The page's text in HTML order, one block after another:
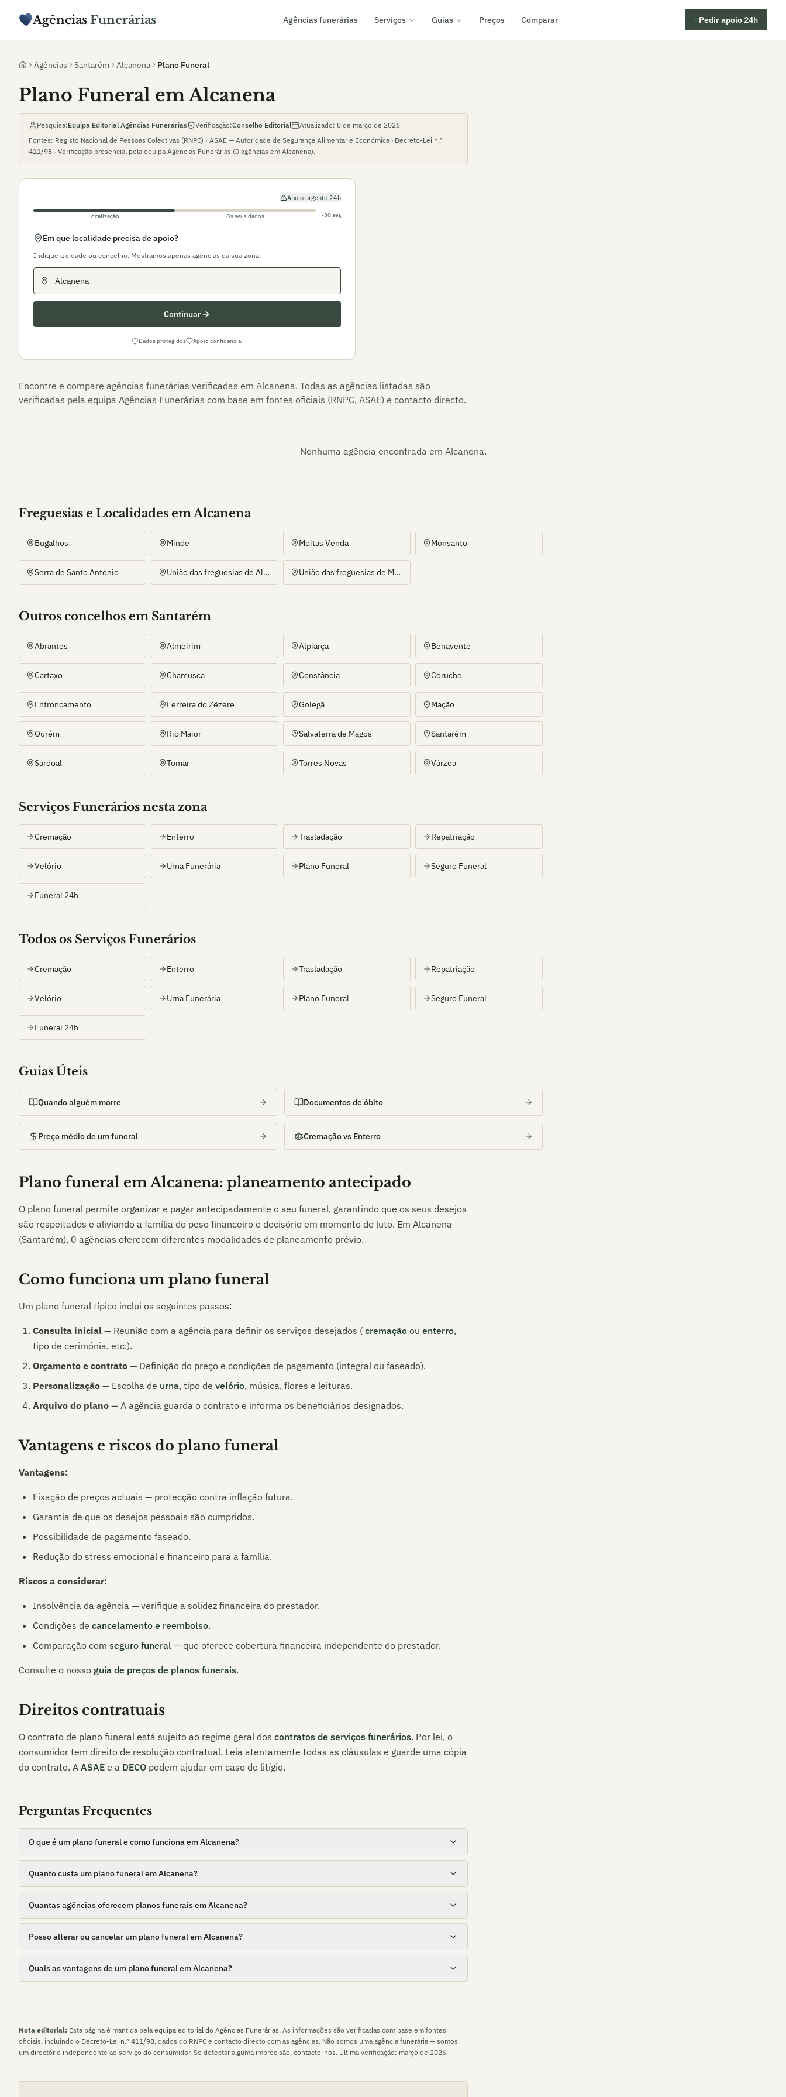
Agências Funerárias Agências funerárias Serviços Guias Preços Comparar Pedir apoio 24h
Agências Santarém Alcanena Plano Funeral
Plano Funeral em Alcanena
Pesquisa:Equipa Editorial Agências Funerárias Verificação:Conselho Editorial Atualizado: 8 de março de 2026
Fontes: Registo Nacional de Pessoas Colectivas (RNPC) · ASAE — Autoridade de Segurança Alimentar e Económica · Decreto-Lei n.º
411/98 · Verificação presencial pela equipa Agências Funerárias (0 agências em Alcanena).
Apoio urgente 24h
Localização Os seus dados ~30 seg
Em que localidade precisa de apoio?
Indique a cidade ou concelho. Mostramos apenas agências da sua zona.
Continuar
Dados protegidos Apoio confidencial
Encontre e compare agências funerárias verificadas em Alcanena. Todas as agências listadas são
verificadas pela equipa Agências Funerárias com base em fontes oficiais (RNPC, ASAE) e contacto directo.
Nenhuma agência encontrada em Alcanena.
Freguesias e Localidades emAlcanena
Bugalhos Minde Moitas Venda Monsanto
Serra de Santo António União das freguesias de Alcanena e Vila Moreira União das freguesias de Malhou, Louriceira e Espinheiro
Outros concelhos em Santarém
Abrantes Almeirim Alpiarça Benavente
Cartaxo Chamusca Constância Coruche
Entroncamento Ferreira do Zêzere Golegã Mação
Ourém Rio Maior Salvaterra de Magos Santarém
Sardoal Tomar Torres Novas Várzea
Serviços Funerários nesta zona
Cremação Enterro Trasladação Repatriação
Velório Urna Funerária Plano Funeral Seguro Funeral
Funeral 24h
Todos os Serviços Funerários
Cremação Enterro Trasladação Repatriação
Velório Urna Funerária Plano Funeral Seguro Funeral
Funeral 24h
Guias Úteis
Quando alguém morre Documentos de óbito
Preço médio de um funeral Cremação vs Enterro
Plano funeral emAlcanena: planeamento antecipado
O plano funeral permite organizar e pagar antecipadamente o seu funeral, garantindo que os seus desejos
são respeitados e aliviando a família do peso financeiro e decisório em momento de luto. Em Alcanena
(Santarém), 0 agências oferecem diferentes modalidades de planeamento prévio.
Como funciona um plano funeral
Um plano funeral típico inclui os seguintes passos:
Consulta inicial — Reunião com a agência para definir os serviços desejados ( cremação ou enterro,
tipo de cerimónia, etc.).
Orçamento e contrato — Definição do preço e condições de pagamento (integral ou faseado).
Personalização — Escolha de urna, tipo de velório, música, flores e leituras.
Arquivo do plano — A agência guarda o contrato e informa os beneficiários designados.
Vantagens e riscos do plano funeral
Vantagens:
Fixação de preços actuais — protecção contra inflação futura.
Garantia de que os desejos pessoais são cumpridos.
Possibilidade de pagamento faseado.
Redução do stress emocional e financeiro para a família.
Riscos a considerar:
Insolvência da agência — verifique a solidez financeira do prestador.
Condições de cancelamento e reembolso.
Comparação com seguro funeral — que oferece cobertura financeira independente do prestador.
Consulte o nosso guia de preços de planos funerais.
Direitos contratuais
O contrato de plano funeral está sujeito ao regime geral dos contratos de serviços funerários. Por lei, o
consumidor tem direito de resolução contratual. Leia atentamente todas as cláusulas e guarde uma cópia
do contrato. A ASAE e a DECO podem ajudar em caso de litígio.
Perguntas Frequentes
O que é um plano funeral e como funciona em Alcanena?
Quanto custa um plano funeral em Alcanena?
Quantas agências oferecem planos funerais em Alcanena?
Posso alterar ou cancelar um plano funeral em Alcanena?
Quais as vantagens de um plano funeral em Alcanena?
Nota editorial: Esta página é mantida pela equipa editorial do Agências Funerárias. As informações são verificadas com base em fontes
oficiais, incluindo o Decreto-Lei n.º 411/98, dados do RNPC e contacto directo com as agências. Não somos uma agência funerária — somos
um directório independente ao serviço do consumidor. Se detectar alguma imprecisão, contacte-nos. Última verificação: março de 2026.